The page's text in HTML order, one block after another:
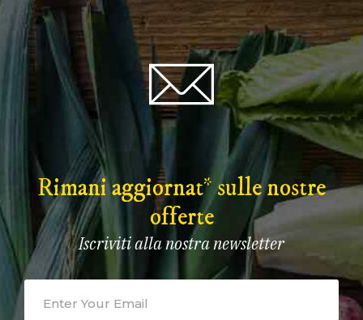
Rimani aggiornat* sulle nostre
offerte
Iscriviti alla nostra newsletter